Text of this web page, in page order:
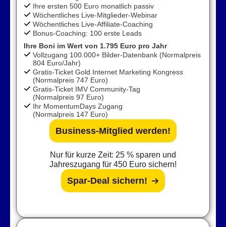
Ihre ersten 500 Euro monatlich passiv
Wöchentliches Live-Mitglieder-Webinar
Wöchentliches Live-Affiliate-Coaching
Bonus-Coaching: 100 erste Leads
Ihre Boni im Wert von 1.795 Euro pro Jahr
Vollzugang 100.000+ Bilder-Datenbank (Normalpreis
804 Euro/Jahr)
Gratis-Ticket Gold Internet Marketing Kongress
(Normalpreis 747 Euro)
Gratis-Ticket IMV Community-Tag
(Normalpreis 97 Euro)
Ihr MomentumDays Zugang
(Normalpreis 147 Euro)
Business-Mitglied werden!
Nur für kurze Zeit: 25 % sparen und
Jahreszugang für 450 Euro sichern!
Spar-Deal sichern!